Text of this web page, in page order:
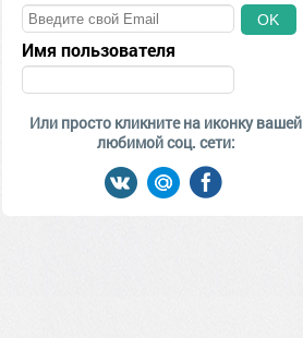
OK
Имя пользователя
Или просто кликните на иконку вашей
любимой соц. сети: